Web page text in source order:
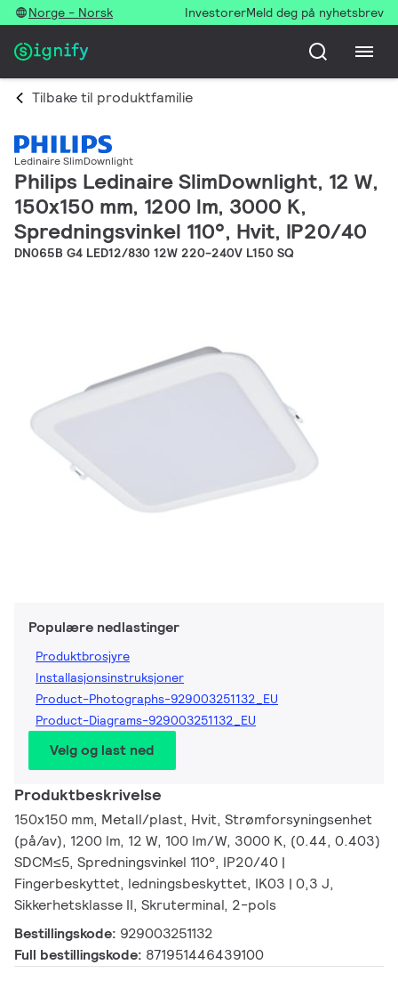
Norge - Norsk InvestorerMeld deg på nyhetsbrev
Tilbake til produktfamilie
Ledinaire SlimDownlight
Philips Ledinaire SlimDownlight, 12 W,
150x150 mm, 1200 lm, 3000 K,
Spredningsvinkel 110°, Hvit, IP20/40
DN065B G4 LED12/830 12W 220-240V L150 SQ
Populære nedlastinger
Produktbrosjyre
Installasjonsinstruksjoner
Product-Photographs-929003251132_EU
Product-Diagrams-929003251132_EU
Velg og last ned
Produktbeskrivelse
150x150 mm, Metall/plast, Hvit, Strømforsyningsenhet
(på/av), 1200 lm, 12 W, 100 lm/W, 3000 K, (0.44, 0.403)
SDCM≤5, Spredningsvinkel 110°, IP20/40 |
Fingerbeskyttet, ledningsbeskyttet, IK03 | 0,3 J,
Sikkerhetsklasse II, Skruterminal, 2-pols
Bestillingskode: 929003251132
Full bestillingskode: 871951446439100